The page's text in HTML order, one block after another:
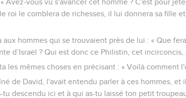
Avez-vous vu s'avancer cet homme ? C'est pour
roi le comblera de richesses, il lui donnera sa fille
aux hommes qui se trouvaient près de lui : « Que
d’Israël ? Qui est donc ce Philistin, cet
les mêmes choses en précisant : « Voilà comment
de David, l'avait entendu parler à ces hommes,
tu descendu ici et à qui as-tu laissé ton petit